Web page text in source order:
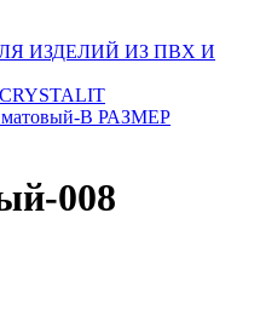
ИЗДЕЛИЙ ИЗ ПВХ И
матовый-В РАЗМЕР
008